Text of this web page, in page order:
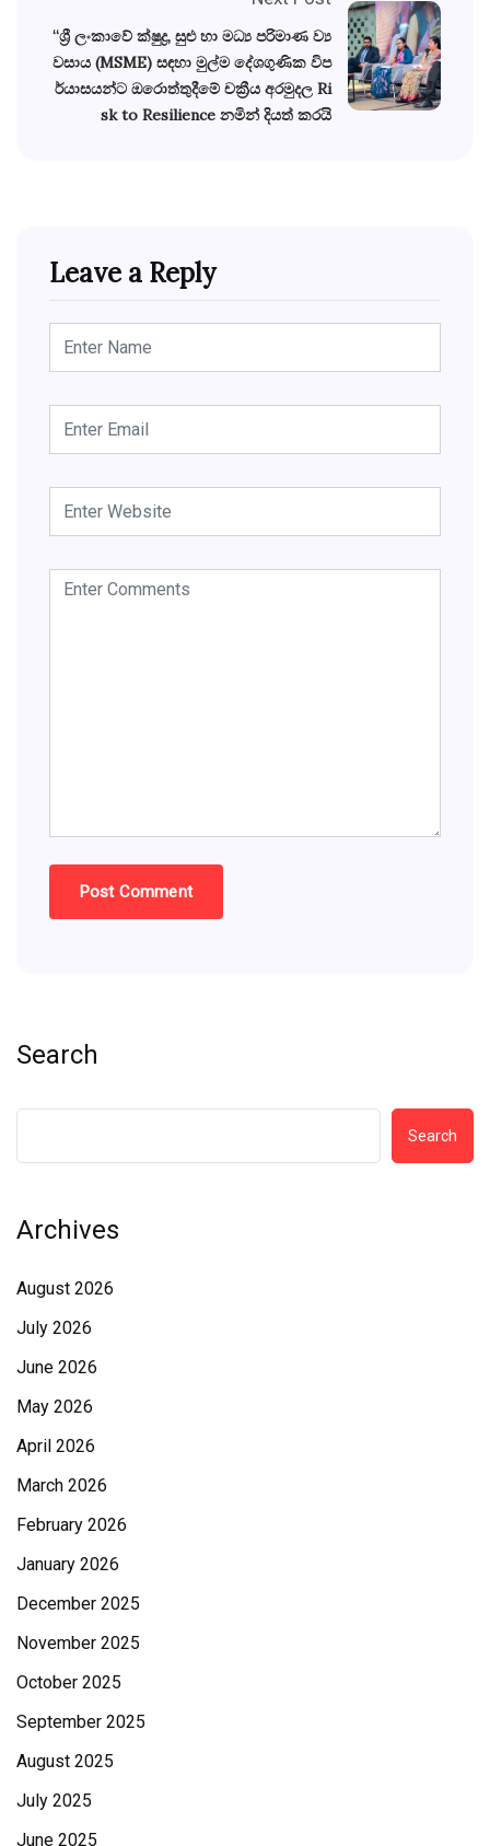
“ශ්‍රී ලංකාවේ ක්ෂුද්‍ර, සුළු හා මධ්‍ය පරිමාණ ව්‍ය
වසාය (MSME) සඳහා මුල්ම දේශගුණික විප
ර්යාසයන්ට ඔරොත්තුදීමේ චක්‍රීය අරමුදල Ri
sk to Resilience නමින් දියත් කරයි
Leave a Reply
Search
Search
Archives
August 2026
July 2026
June 2026
May 2026
April 2026
March 2026
February 2026
January 2026
December 2025
November 2025
October 2025
September 2025
August 2025
July 2025
June 2025